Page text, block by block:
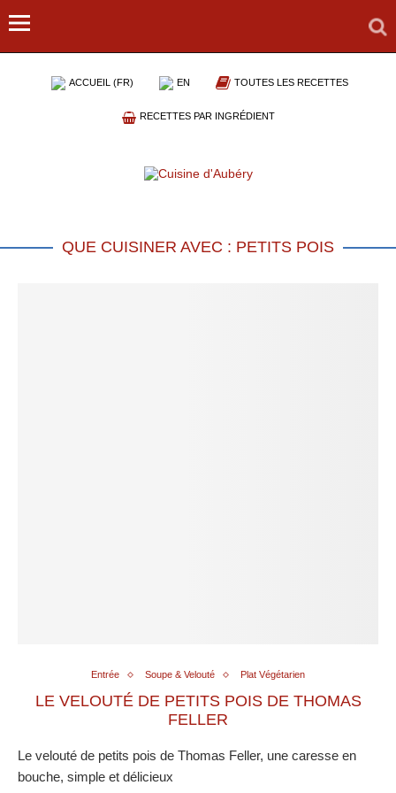
ACCUEIL (FR) EN TOUTES LES RECETTES
RECETTES PAR INGRÉDIENT
QUE CUISINER AVEC : PETITS POIS
Entrée Soupe & Velouté Plat Végétarien
LE VELOUTÉ DE PETITS POIS DE THOMAS
FELLER
Le velouté de petits pois de Thomas Feller, une caresse en
bouche, simple et délicieux